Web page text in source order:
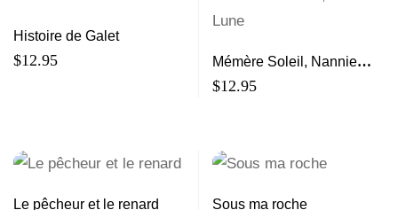
Histoire de Galet
$12.95
Mémère Soleil, Nannie
Lune
$12.95
Le pêcheur et le renard Sous ma roche